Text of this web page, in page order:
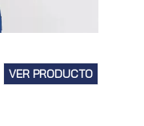
VER PRODUCTO